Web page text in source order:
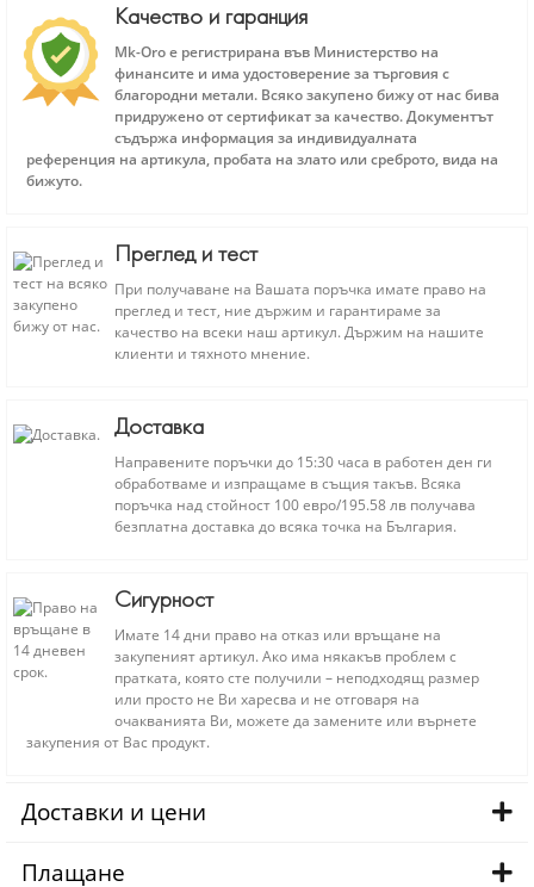
Качество и гаранция
Mk-Oro е регистрирана във Министерство на
финансите и има удостоверение за търговия с
благородни метали. Всяко закупено бижу от нас бива
придружено от сертификат за качество. Документът
съдържа информация за индивидуалната
референция на артикула, пробата на злато или среброто, вида на
бижуто.
Преглед и тест
При получаване на Вашата поръчка имате право на
преглед и тест, ние държим и гарантираме за
качество на всеки наш артикул. Държим на нашите
клиенти и тяхното мнение.
Доставка
Направените поръчки до 15:30 часа в работен ден ги
обработваме и изпращаме в същия такъв. Всяка
поръчка над стойност 100 евро/195.58 лв получава
безплатна доставка до всяка точка на България.
Сигурност
Имате 14 дни право на отказ или връщане на
закупеният артикул. Ако има някакъв проблем с
пратката, която сте получили – неподходящ размер
или просто не Ви харесва и не отговаря на
очакванията Ви, можете да замените или върнете
закупения от Вас продукт.
Доставки и цени
Плащане